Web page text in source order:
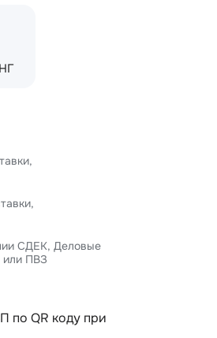
СДЕК, Деловые
или ПВЗ
по QR коду при